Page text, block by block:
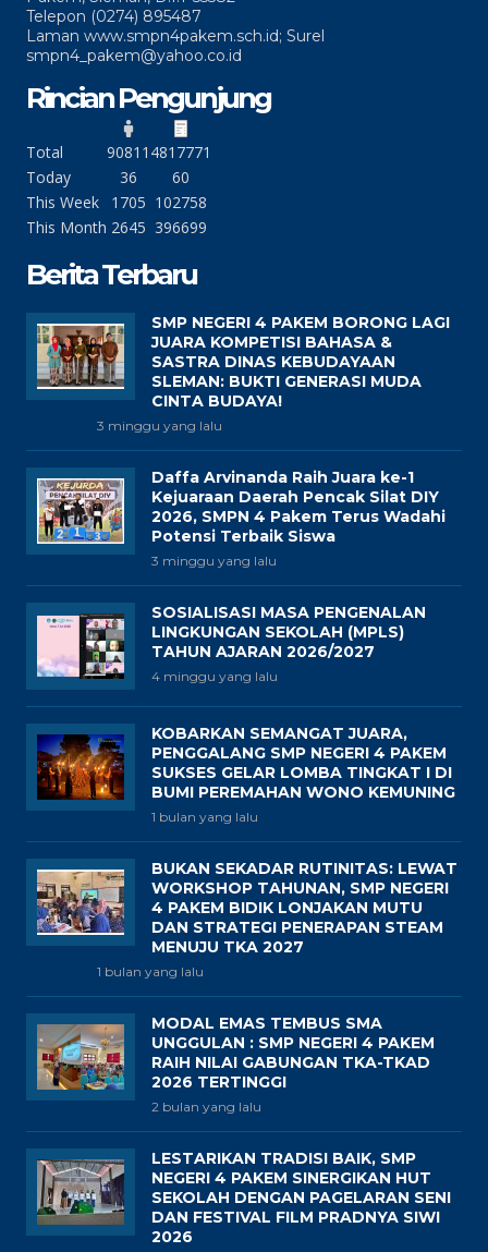
Telepon (0274) 895487
Laman www.smpn4pakem.sch.id; Surel
smpn4_pakem@yahoo.co.id
Rincian Pengunjung
Total 90811 4817771
Today
36
60
This Week
1705 102758
This Month 2645 396699
Berita Terbaru
SMP NEGERI 4 PAKEM BORONG LAGI
JUARA KOMPETISI BAHASA &
SASTRA DINAS KEBUDAYAAN
SLEMAN: BUKTI GENERASI MUDA
CINTA BUDAYA!
3 minggu yang lalu
Daffa Arvinanda Raih Juara ke-1
Kejuaraan Daerah Pencak Silat DIY
2026, SMPN 4 Pakem Terus Wadahi
Potensi Terbaik Siswa
3 minggu yang lalu
SOSIALISASI MASA PENGENALAN
LINGKUNGAN SEKOLAH (MPLS)
TAHUN AJARAN 2026/2027
4 minggu yang lalu
KOBARKAN SEMANGAT JUARA,
PENGGALANG SMP NEGERI 4 PAKEM
SUKSES GELAR LOMBA TINGKAT I DI
BUMI PEREMAHAN WONO KEMUNING
1 bulan yang lalu
BUKAN SEKADAR RUTINITAS: LEWAT
WORKSHOP TAHUNAN, SMP NEGERI
4 PAKEM BIDIK LONJAKAN MUTU
DAN STRATEGI PENERAPAN STEAM
MENUJU TKA 2027
1 bulan yang lalu
MODAL EMAS TEMBUS SMA
UNGGULAN : SMP NEGERI 4 PAKEM
RAIH NILAI GABUNGAN TKA-TKAD
2026 TERTINGGI
2 bulan yang lalu
LESTARIKAN TRADISI BAIK, SMP
NEGERI 4 PAKEM SINERGIKAN HUT
SEKOLAH DENGAN PAGELARAN SENI
DAN FESTIVAL FILM PRADNYA SIWI
2026